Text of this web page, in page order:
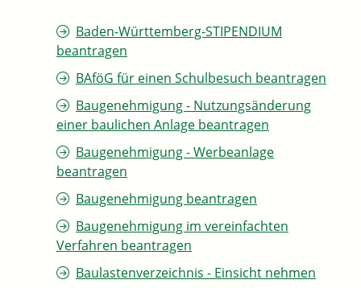
Baden-Württemberg-STIPENDIUM
beantragen
BAföG für einen Schulbesuch beantragen
Baugenehmigung - Nutzungsänderung
einer baulichen Anlage beantragen
Baugenehmigung - Werbeanlage
beantragen
Baugenehmigung beantragen
Baugenehmigung im vereinfachten
Verfahren beantragen
Baulastenverzeichnis - Einsicht nehmen